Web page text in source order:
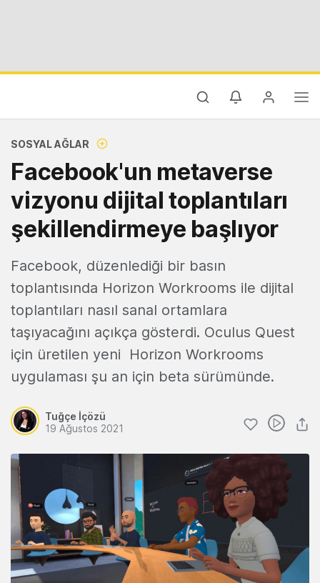
SOSYAL AĞLAR
Facebook'un metaverse
vizyonu dijital toplantıları
şekillendirmeye başlıyor
Facebook, düzenlediği bir basın
toplantısında Horizon Workrooms ile dijital
toplantıları nasıl sanal ortamlara
taşıyacağını açıkça gösterdi. Oculus Quest
için üretilen yeni Horizon Workrooms
uygulaması şu an için beta sürümünde.
Tuğçe İçözü
19 Ağustos 2021